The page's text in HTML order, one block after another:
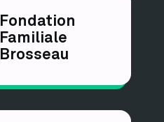
Fondation
Familiale
Brosseau